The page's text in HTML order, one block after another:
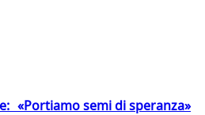
«Portiamo semi di speranza»